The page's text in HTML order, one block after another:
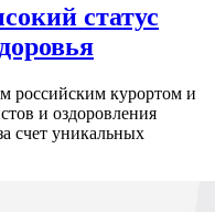
статус
российским курортом и
и оздоровления
счет уникальных